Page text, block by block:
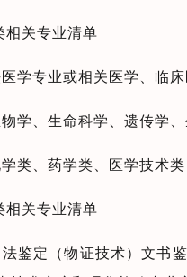
相关专业清单
医学专业或相关医学、临
物学、生命科学、遗传学
学类、药学类、医学技术
相关专业清单
法鉴定（物证技术）文书